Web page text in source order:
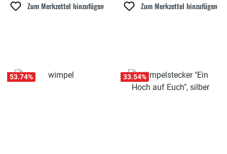
Zum Merkzettel hinzufügen Zum Merkzettel hinzufügen
53.74% 33.54%